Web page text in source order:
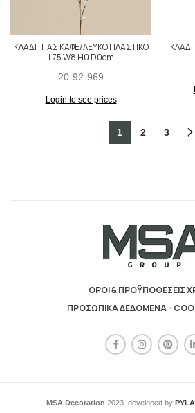
ΚΛΑΔΙ ΙΤΙΑΣ ΚΑΦΕ/ΛΕΥΚΟ ΠΛΑΣΤΙΚΟ
L75 W8 H0 D0cm
20-92-969
Login to see prices
1 2 3
ΟΡΟΙ & ΠΡΟΫΠΟΘΕΣΕΙΣ
ΠΡΟΣΩΠΙΚΑ ΔΕΔΟΜΕΝΑ -
MSA Decoration 2023. developed by